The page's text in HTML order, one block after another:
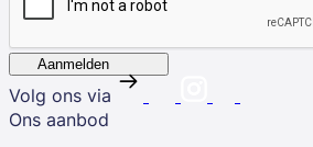
Aanmelden
Volg ons via
Ons aanbod